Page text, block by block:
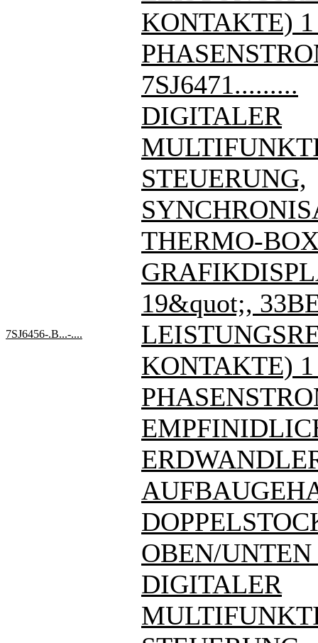
KONTAKTE)
7SJ6471.........
7SJ6456-.B...-....
DIGITALER
STEUERUNG,
THERMO-
19&quot;,
KONTAKTE)
OBEN/UNTEN
DIGITALER